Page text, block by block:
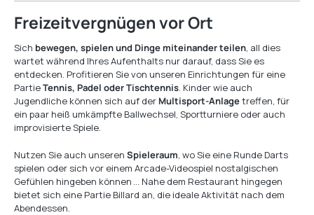
Freizeitvergnügen vor Ort
Sich bewegen, spielen und Dinge miteinander teilen, all dies
wartet während Ihres Aufenthalts nur darauf, dass Sie es
entdecken. Profitieren Sie von unseren Einrichtungen für eine
PartieTennis, Padel oder Tischtennis. Kinder wie auch
Jugendliche können sich auf der Multisport-Anlagetreffen, für
ein paar heiß umkämpfte Ballwechsel, Sportturniere oder auch
improvisierte Spiele.
Nutzen Sie auch unseren Spieleraum, wo Sie eine Runde Darts
spielen oder sich vor einem Arcade-Videospiel nostalgischen
Gefühlen hingeben können … Nahe dem Restaurant hingegen
bietet sich eine Partie Billard an, die ideale Aktivität nach dem
Abendessen.